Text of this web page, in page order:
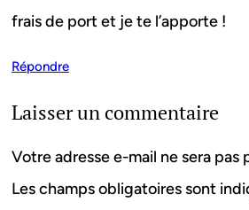
frais de port et je te l’apporte !
Répondre
Laisser un commentaire
Votre adresse e-mail ne sera pas
Les champs obligatoires sont